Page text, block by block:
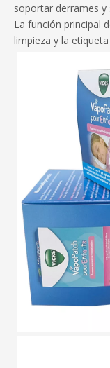
soportar derrames y
La función principal
limpieza y la